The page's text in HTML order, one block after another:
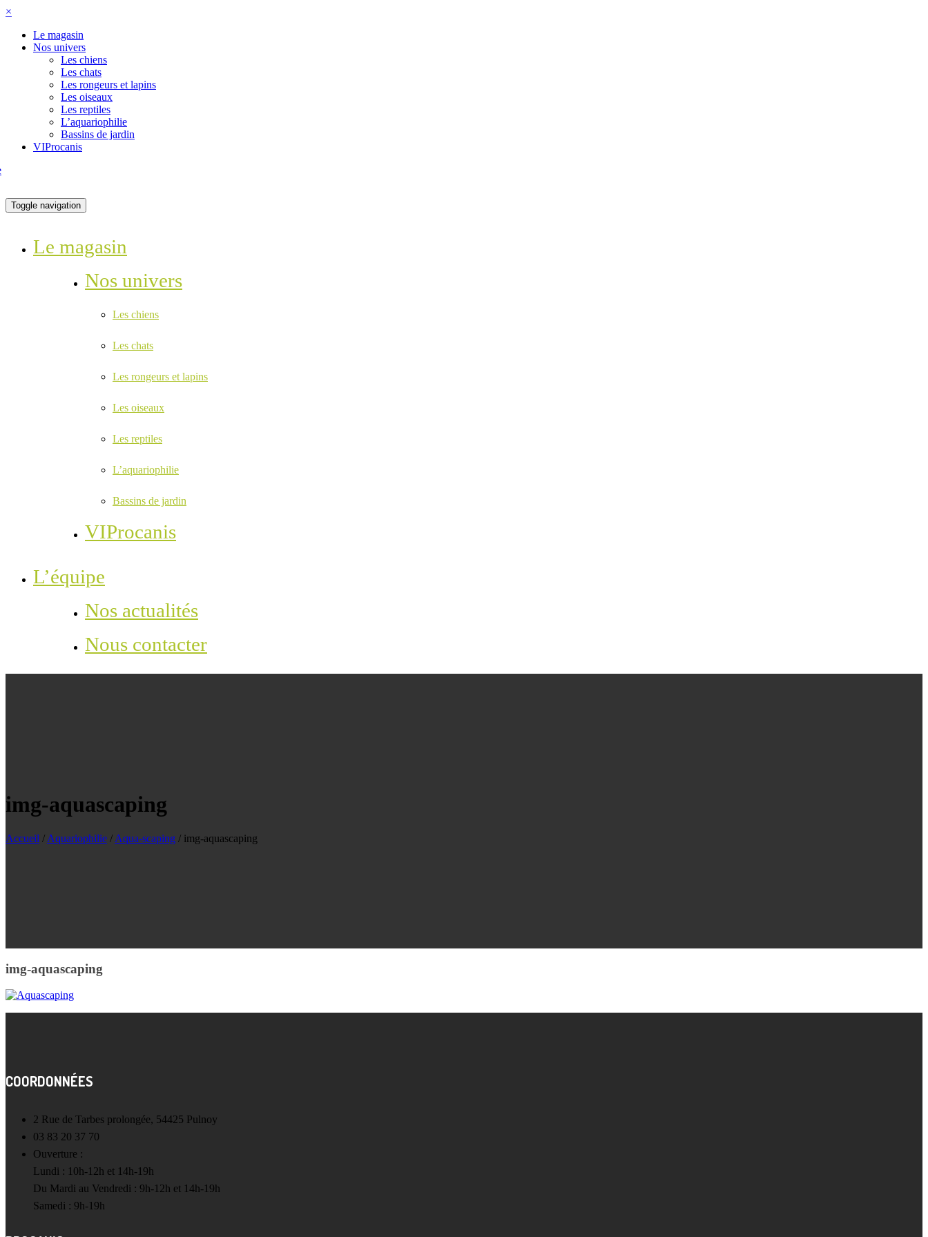
×
Le magasin
Nos univers
Les chiens
Les chats
Les rongeurs et lapins
Les oiseaux
Les reptiles
L’aquariophilie
Bassins de jardin
VIProcanis
Toggle navigation
Le magasin
Nos univers
Les chiens
Les chats
Les rongeurs et lapins
Les oiseaux
Les reptiles
L’aquariophilie
Bassins de jardin
VIProcanis
L’équipe
Nos actualités
Nous contacter
img-aquascaping
Accueil / Aquariophilie / Aqua-scaping / img-aquascaping
img-aquascaping
COORDONNÉES
2 Rue de Tarbes prolongée, 54425 Pulnoy
03 83 20 37 70
Ouverture :
Lundi : 10h-12h et 14h-19h
Du Mardi au Vendredi : 9h-12h et 14h-19h
Samedi : 9h-19h